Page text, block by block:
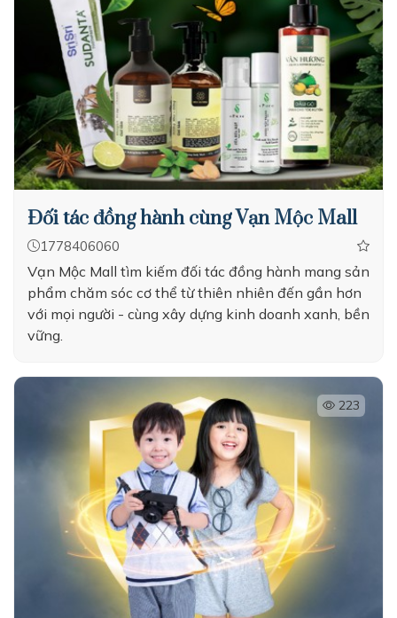
Đối tác đồng hành cùng Vạn Mộc Mall
1778406060
Vạn Mộc Mall tìm kiếm đối tác đồng hành mang sản
phẩm chăm sóc cơ thể từ thiên nhiên đến gần hơn
với mọi người - cùng xây dựng kinh doanh xanh, bền
vững.
223